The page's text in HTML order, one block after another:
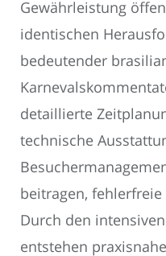
Gewährleistung
identischen
bedeutender
detaillierte
technische
beitragen,
Durch den
entstehen